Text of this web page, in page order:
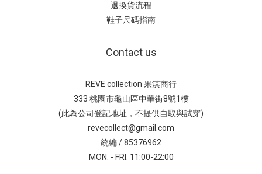
退換貨流程
鞋子尺碼指南
Contact us
REVE collection 果淇商行
333 桃園市龜山區中華街8號1樓
(此為公司登記地址，不提供自取與試穿)
revecollect@gmail.com
統編 / 85376962
MON. - FRI. 11:00-22:00